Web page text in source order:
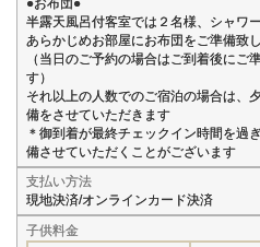
●お布団●
半露天風呂付客室では２名様、シャワ
あらかじめお部屋にお布団をご準備致
（当日のご予約の場合はご到着後にご
す）
それ以上の人数でのご宿泊の場合は、
備をさせていただきます
＊御到着が最終チェックイン時間を過
備させていただくことがございます
支払い方法
現地決済/オンラインカード決済
子供料金